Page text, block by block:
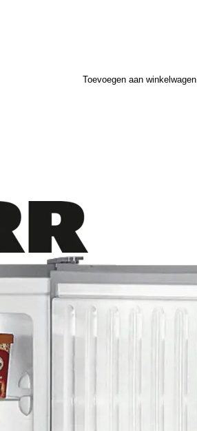
Toevoegen aan winkelwagen